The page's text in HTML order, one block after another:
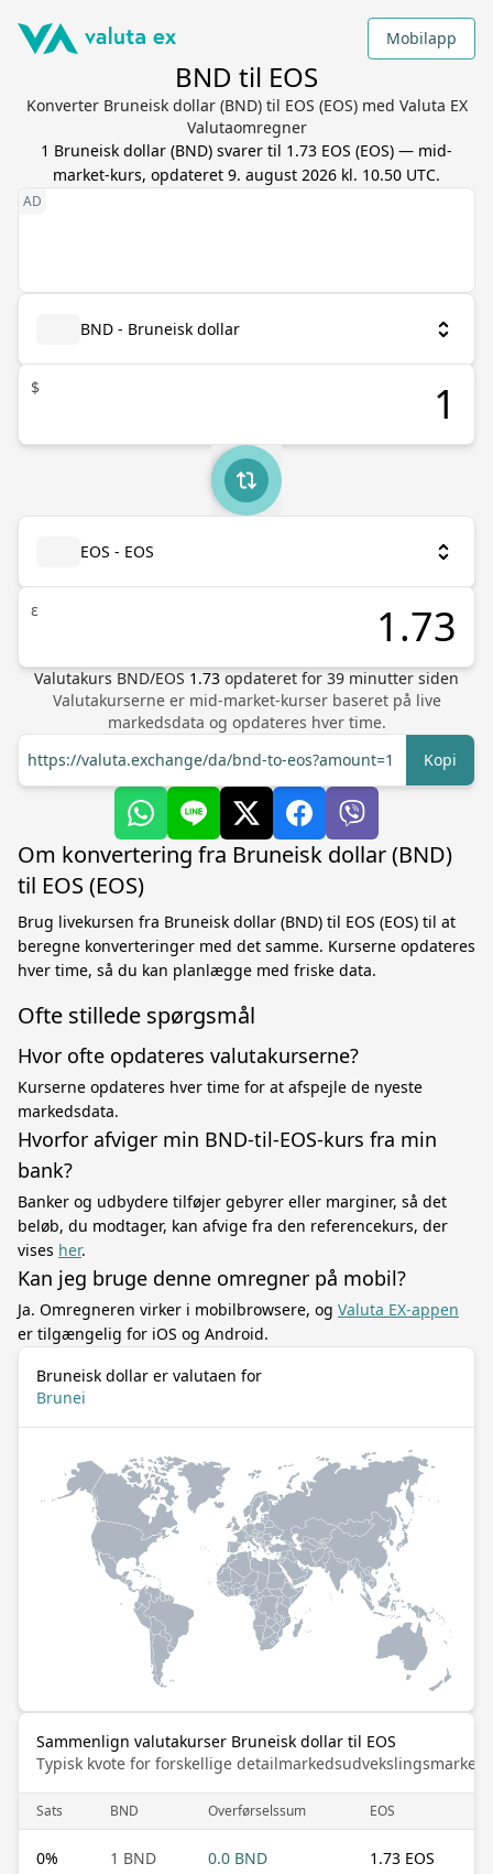
Mobilapp
BND til EOS
Konverter Bruneisk dollar (BND) til EOS (EOS) med Valuta EX
Valutaomregner
1 Bruneisk dollar (BND) svarer til 1.73 EOS (EOS) — mid-
market-kurs, opdateret 9. august 2026 kl. 10.50 UTC.
BND - Bruneisk dollar
$
EOS - EOS
ε
Valutakurs BND/EOS 1.73 opdateret for 39 minutter siden
Valutakurserne er mid-market-kurser baseret på live
markedsdata og opdateres hver time.
https://valuta.exchange/da/bnd-to-eos?amount=1
Kopi
Om konvertering fra Bruneisk dollar (BND)
til EOS (EOS)
Brug livekursen fra Bruneisk dollar (BND) til EOS (EOS) til at
beregne konverteringer med det samme. Kurserne opdateres
hver time, så du kan planlægge med friske data.
Ofte stillede spørgsmål
Hvor ofte opdateres valutakurserne?
Kurserne opdateres hver time for at afspejle de nyeste
markedsdata.
Hvorfor afviger min BND-til-EOS-kurs fra min
bank?
Banker og udbydere tilføjer gebyrer eller marginer, så det
beløb, du modtager, kan afvige fra den referencekurs, der
vises her.
Kan jeg bruge denne omregner på mobil?
Ja. Omregneren virker i mobilbrowsere, og Valuta EX-appen
er tilgængelig for iOS og Android.
Bruneisk dollar er valutaen for
Brunei
Sammenlign valutakurser Bruneisk dollar til EOS
Typisk kvote for forskellige
Sats BND Overførselssum EOS
0% 1 BND 0.0 BND 1.73 EOS